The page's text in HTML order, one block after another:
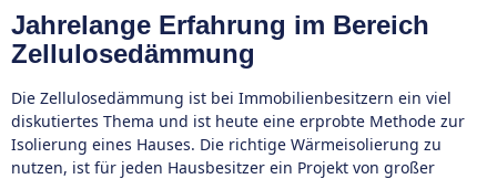
Jahrelange Erfahrung im Bereich
Zellulosedämmung
Die Zellulosedämmung ist bei Immobilienbesitzern ein viel
diskutiertes Thema und ist heute eine erprobte Methode zur
Isolierung eines Hauses. Die richtige Wärmeisolierung zu
nutzen, ist für jeden Hausbesitzer ein Projekt von großer